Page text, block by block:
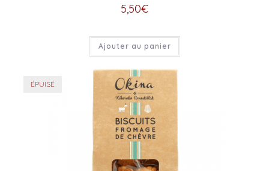
5,50€
Ajouter au panier
ÉPUISÉ